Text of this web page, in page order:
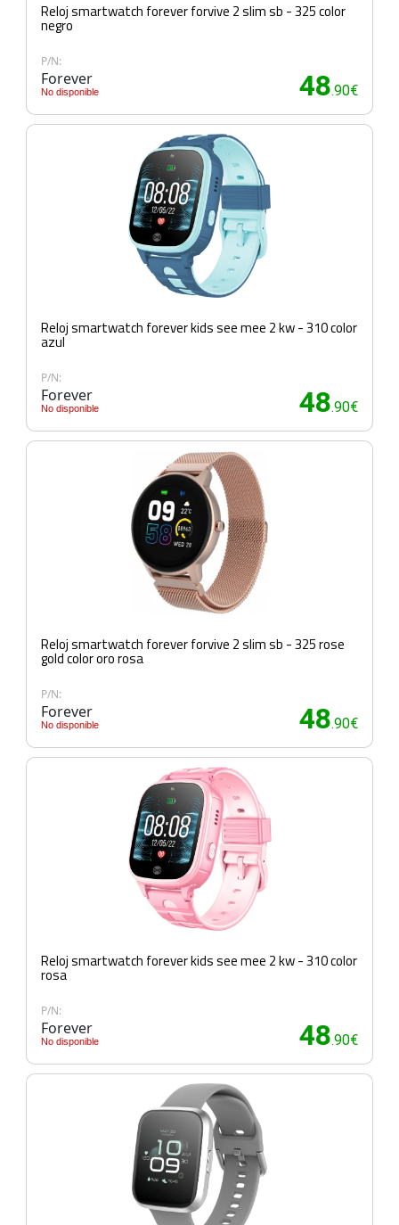
Reloj smartwatch forever forvive 2 slim sb - 325 color
negro
P/N:
Forever
No disponible 48.90€
Reloj smartwatch forever kids see mee 2 kw - 310 color
azul
P/N:
Forever
No disponible 48.90€
Reloj smartwatch forever forvive 2 slim sb - 325 rose
gold color oro rosa
P/N:
Forever
No disponible 48.90€
Reloj smartwatch forever kids see mee 2 kw - 310 color
rosa
P/N:
Forever
No disponible 48.90€